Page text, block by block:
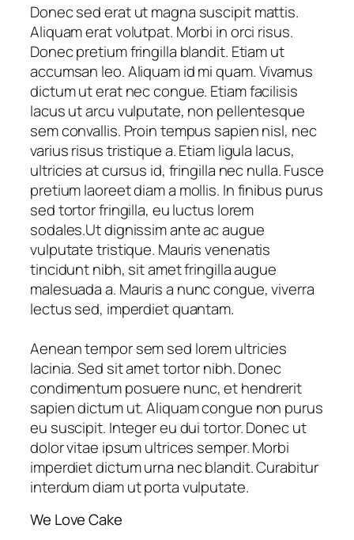
Donec sed erat ut magna suscipit mattis.
Aliquam erat volutpat. Morbi in orci risus.
Donec pretium fringilla blandit. Etiam ut
accumsan leo. Aliquam id mi quam. Vivamus
dictum ut erat nec congue. Etiam facilisis
lacus ut arcu vulputate, non pellentesque
sem convallis. Proin tempus sapien nisl, nec
varius risus tristique a. Etiam ligula lacus,
ultricies at cursus id, fringilla nec nulla. Fusce
pretium laoreet diam a mollis. In finibus purus
sed tortor fringilla, eu luctus lorem
sodales.Ut dignissim ante ac augue
vulputate tristique. Mauris venenatis
tincidunt nibh, sit amet fringilla augue
malesuada a. Mauris a nunc congue, viverra
lectus sed, imperdiet quantam.
Aenean tempor sem sed lorem ultricies
lacinia. Sed sit amet tortor nibh. Donec
condimentum posuere nunc, et hendrerit
sapien dictum ut. Aliquam congue non purus
eu suscipit. Integer eu dui tortor. Donec ut
dolor vitae ipsum ultrices semper. Morbi
imperdiet dictum urna nec blandit. Curabitur
interdum diam ut porta vulputate.
We Love Cake